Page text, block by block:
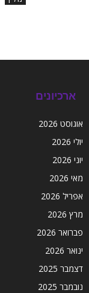
ארכיונים
אוגוסט 2026
יולי 2026
יוני 2026
מאי 2026
אפריל 2026
מרץ 2026
פברואר 2026
ינואר 2026
דצמבר 2025
נובמבר 2025